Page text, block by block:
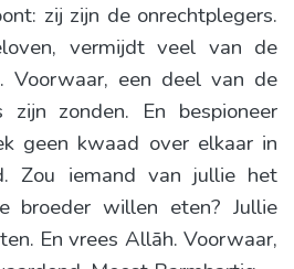
zij zijn de onrechtplegers.
vermijdt veel van de
Voorwaar, een deel van de
zijn zonden. En bespioneer
geen kwaad over elkaar in
Zou iemand van jullie het
broeder willen eten? Jullie
En vrees Allāh. Voorwaar,